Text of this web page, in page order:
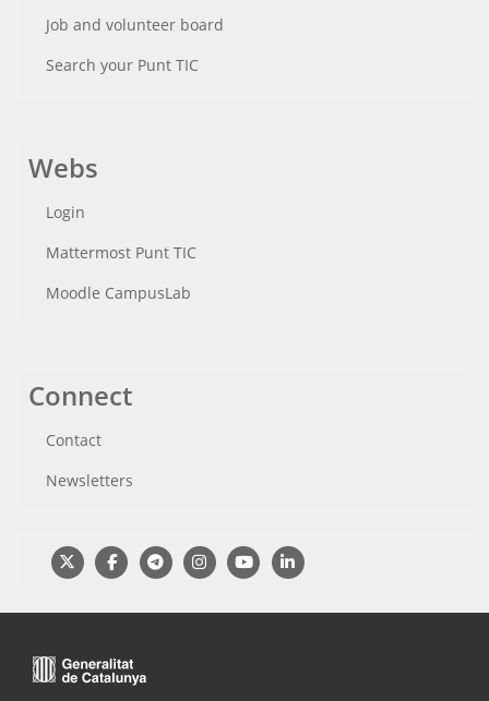
Job and volunteer board
Search your Punt TIC
Webs
Login
Mattermost Punt TIC
Moodle CampusLab
Connect
Contact
Newsletters